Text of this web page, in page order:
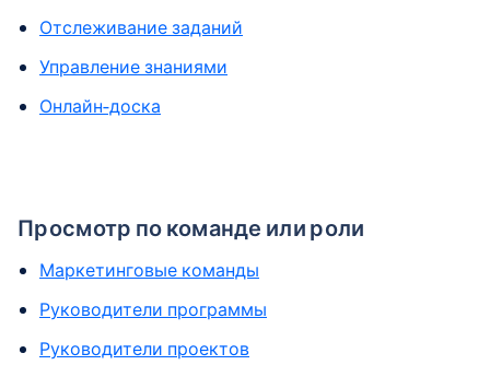
Отслеживание заданий
Управление знаниями
Онлайн-доска
Просмотр по команде или роли
Маркетинговые команды
Руководители программы
Руководители проектов